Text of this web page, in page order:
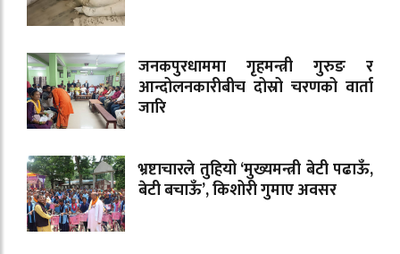
जनकपुरधाममा गृहमन्त्री गुरुङ र
आन्दोलनकारीबीच दोस्रो चरणको वार्ता
जारि
भ्रष्टाचारले तुहियो ‘मुख्यमन्त्री बेटी पढाऊँ,
बेटी बचाऊँ’, किशोरी गुमाए अवसर